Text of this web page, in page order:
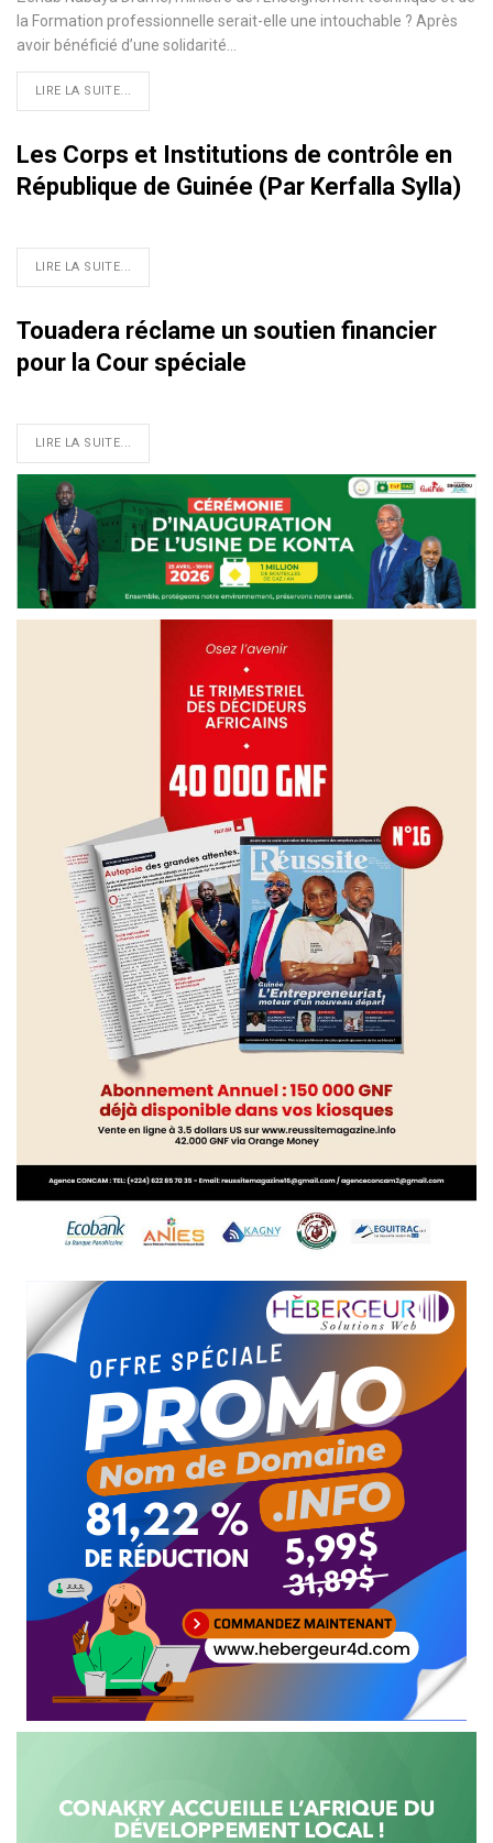
la Formation professionnelle serait-elle une intouchable ? Après
avoir bénéficié d’une solidarité…
LIRE LA SUITE...
Les Corps et Institutions de contrôle en
République de Guinée (Par Kerfalla Sylla)
LIRE LA SUITE...
Touadera réclame un soutien financier
pour la Cour spéciale
LIRE LA SUITE...